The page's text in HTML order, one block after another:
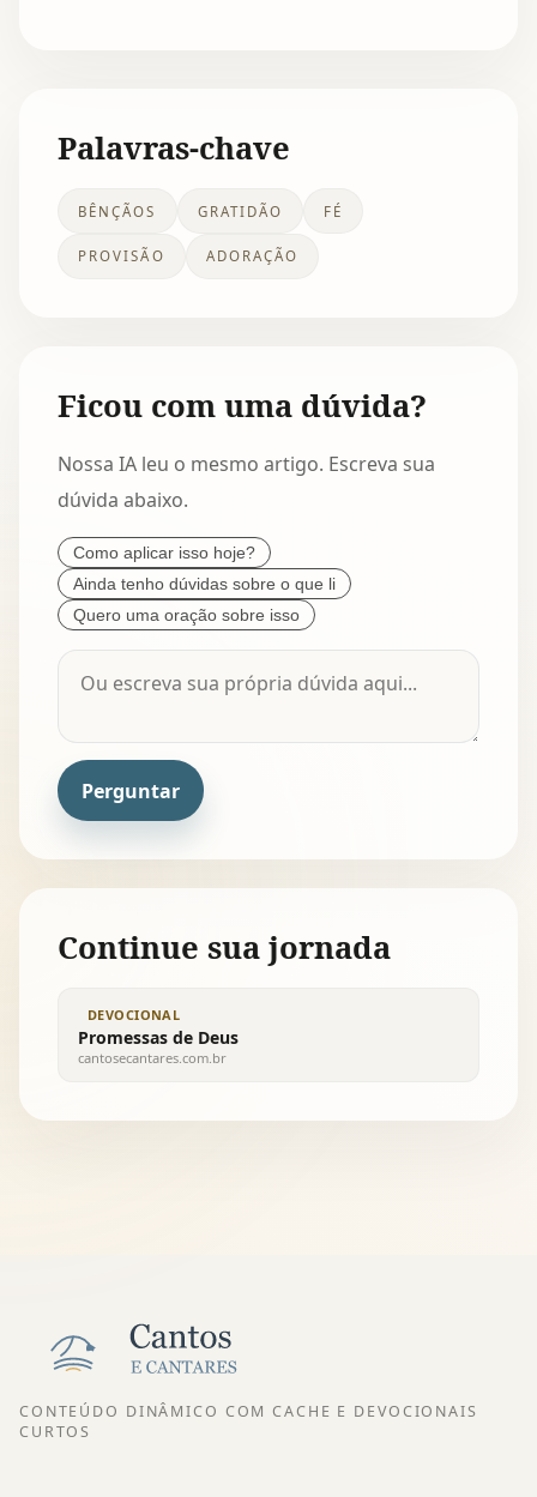
Palavras-chave
BÊNÇÃOS GRATIDÃO FÉ
PROVISÃO ADORAÇÃO
Ficou com uma dúvida?
Nossa IA leu o mesmo artigo. Escreva sua
dúvida abaixo.
Como aplicar isso hoje?
Ainda tenho dúvidas sobre o que li
Quero uma oração sobre isso
Perguntar
Continue sua jornada
DEVOCIONAL
Promessas de Deus
cantosecantares.com.br
CONTEÚDO DINÂMICO COM CACHE E DEVOCIONAIS
CURTOS